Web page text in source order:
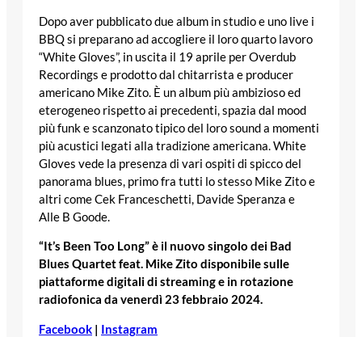
Dopo aver pubblicato due album in studio e uno live i
BBQ si preparano ad accogliere il loro quarto lavoro
“White Gloves”, in uscita il 19 aprile per Overdub
Recordings e prodotto dal chitarrista e producer
americano Mike Zito. È un album più ambizioso ed
eterogeneo rispetto ai precedenti, spazia dal mood
più funk e scanzonato tipico del loro sound a momenti
più acustici legati alla tradizione americana. White
Gloves vede la presenza di vari ospiti di spicco del
panorama blues, primo fra tutti lo stesso Mike Zito e
altri come Cek Franceschetti, Davide Speranza e
Alle B Goode.
“It’s Been Too Long” è il nuovo singolo dei Bad
Blues Quartet feat. Mike Zito disponibile sulle
piattaforme digitali di streaming e in rotazione
radiofonica da venerdì 23 febbraio 2024.
Facebook | Instagram